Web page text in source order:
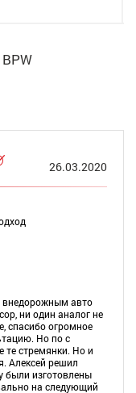
26.03.2020
внедорожным авто
ни один аналог не
спасибо огромное
Но по с
те стремянки. Но и
Алексей решил
были изготовлены
на следующий